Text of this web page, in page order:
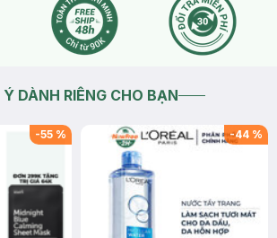
Ý DÀNH RIÊNG CHO BẠN
-55 % -44 %